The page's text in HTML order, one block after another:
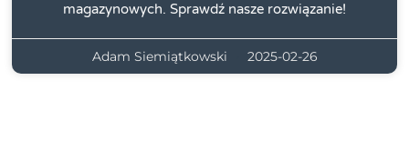
magazynowych. Sprawdź nasze rozwiązanie!
Adam Siemiątkowski 2025-02-26